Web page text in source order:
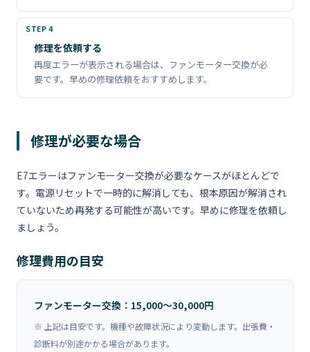
修理を依頼する
再度エラーが表示される場合は、ファンモーター交換が必
要です。早めの修理依頼をおすすめします。
修理が必要な場合
E7エラーはファンモーター交換が必要なケースがほとんどで
す。電源リセットで一時的に解消しても、根本原因が解消され
ていないため再発する可能性が高いです。早めに修理を依頼し
ましょう。
修理費用の目安
ファンモーター交換：15,000〜30,000円
※ 上記は目安です。機種や故障状況により変動します。出張費・
診断料が別途かかる場合があります。